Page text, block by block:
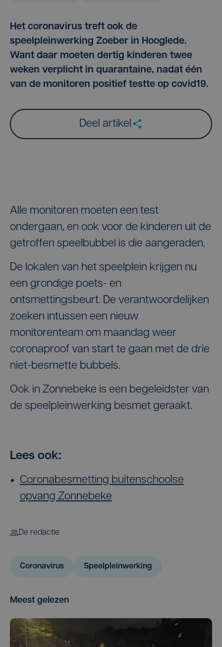
Het coronavirus treft ook de
speelpleinwerking Zoeber in Hooglede.
Want daar moeten dertig kinderen twee
weken verplicht in quarantaine, nadat één
van de monitoren positief testte op covid19.
Deel artikel
Alle monitoren moeten een test
ondergaan, en ook voor de kinderen uit de
getroffen speelbubbel is die aangeraden.
De lokalen van het speelplein krijgen nu
een grondige poets- en
ontsmettingsbeurt. De verantwoordelijken
zoeken intussen een nieuw
monitorenteam om maandag weer
coronaproof van start te gaan met de drie
niet-besmette bubbels.
Ook in Zonnebeke is een begeleidster van
de speelpleinwerking besmet geraakt.
Lees ook:
Coronabesmetting buitenschoolse
opvang Zonnebeke
De redactie
Coronavirus Speelpleinwerking
Meest gelezen